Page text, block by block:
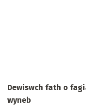
Dewiswch fath o
wyneb